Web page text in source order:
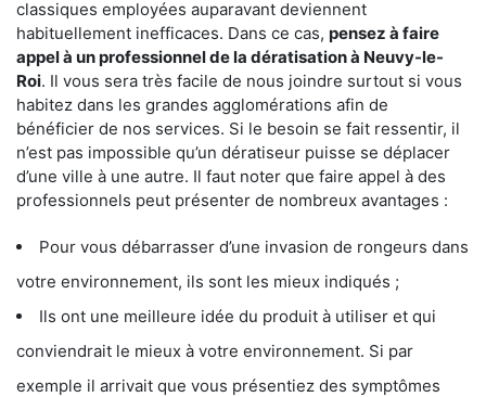
classiques employées auparavant deviennent
habituellement inefficaces. Dans ce cas, pensez à faire
appel à un professionnel de la dératisation à Neuvy-le-
Roi. Il vous sera très facile de nous joindre surtout si vous
habitez dans les grandes agglomérations afin de
bénéficier de nos services. Si le besoin se fait ressentir, il
n’est pas impossible qu’un dératiseur puisse se déplacer
d’une ville à une autre. Il faut noter que faire appel à des
professionnels peut présenter de nombreux avantages :
Pour vous débarrasser d’une invasion de rongeurs dans
votre environnement, ils sont les mieux indiqués ;
Ils ont une meilleure idée du produit à utiliser et qui
conviendrait le mieux à votre environnement. Si par
exemple il arrivait que vous présentiez des symptômes